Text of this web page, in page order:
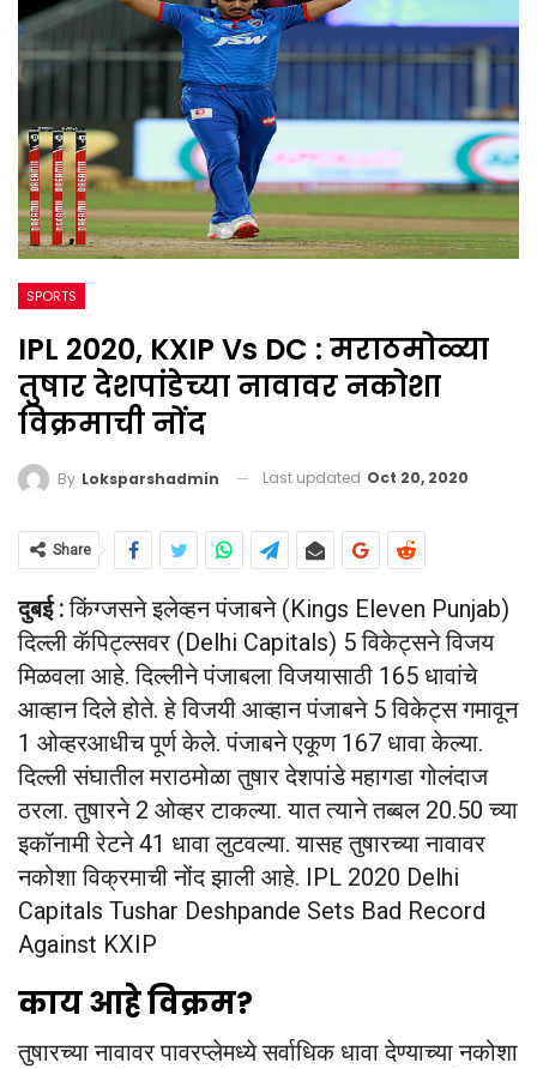
SPORTS
IPL 2020, KXIP Vs DC : मराठमोळ्या
तुषार देशपांडेच्या नावावर नकोशा
विक्रमाची नोंद
By Loksparshadmin Last updated Oct 20, 2020
Share
दुबई :किंग्जसने इलेव्हन पंजाबने (Kings Eleven Punjab)
दिल्ली कॅपिट्ल्सवर (Delhi Capitals) 5 विकेट्सने विजय
मिळवला आहे. दिल्लीने पंजाबला विजयासाठी 165 धावांचे
आव्हान दिले होते. हे विजयी आव्हान पंजाबने 5 विकेट्स गमावून
1 ओव्हरआधीच पूर्ण केले. पंजाबने एकूण 167 धावा केल्या.
दिल्ली संघातील मराठमोळा तुषार देशपांडे महागडा गोलंदाज
ठरला. तुषारने 2 ओव्हर टाकल्या. यात त्याने तब्बल 20.50 च्या
इकॉनामी रेटने 41 धावा लुटवल्या. यासह तुषारच्या नावावर
नकोशा विक्रमाची नोंद झाली आहे. IPL 2020 Delhi
Capitals Tushar Deshpande Sets Bad Record
Against KXIP
काय आहे विक्रम?
तुषारच्या नावावर पावरप्लेमध्ये सर्वाधिक धावा देण्याच्या नकोशा